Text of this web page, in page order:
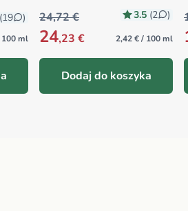
(19 )
100 ml
3.5 (2 )
24,72 €
24,23 € 2,42 € / 100 ml
Dodaj do koszyka